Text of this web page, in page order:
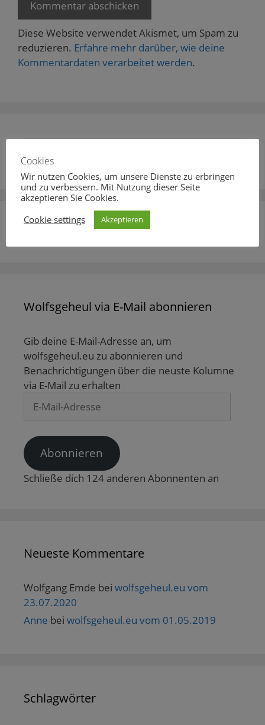
Diese Website verwendet Akismet, um Spam zu
reduzieren. Erfahre mehr darüber, wie deine
Kommentardaten verarbeitet werden.
nach:
Facebook-Seite
Wolfsgeheul via E-Mail abonnieren
Gib deine E-Mail-Adresse an, um
wolfsgeheul.eu zu abonnieren und
Benachrichtigungen über die neuste Kolumne
via E-Mail zu erhalten
Mail-
Abonnieren
Schließe dich 124 anderen Abonnenten an
Neueste Kommentare
Wolfgang Emde bei wolfsgeheul.eu vom
23.07.2020
Anne bei wolfsgeheul.eu vom 01.05.2019
Schlagwörter
Cookies
Wir nutzen Cookies, um unsere Dienste zu erbringen
und zu verbessern. Mit Nutzung dieser Seite
akzeptieren Sie Cookies.
Cookie settings
Akzeptieren